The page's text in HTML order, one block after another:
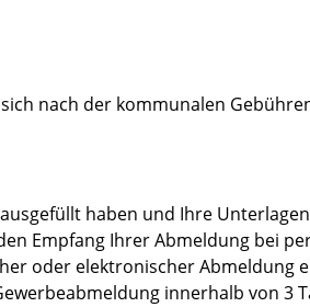
nach der kommunalen
haben und Ihre
Empfang Ihrer Abmeldung bei
oder elektronischer Abmeldung
innerhalb von 3